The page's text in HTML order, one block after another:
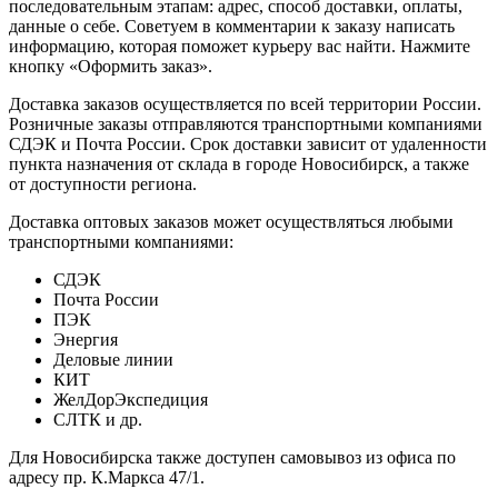
последовательным этапам: адрес, способ доставки, оплаты,
данные о себе. Советуем в комментарии к заказу написать
информацию, которая поможет курьеру вас найти. Нажмите
кнопку «Оформить заказ».
Доставка заказов осуществляется по всей территории России.
Розничные заказы отправляются транспортными компаниями
СДЭК и Почта России. Срок доставки зависит от удаленности
пункта назначения от склада в городе Новосибирск, а также
от доступности региона.
Доставка оптовых заказов может осуществляться любыми
транспортными компаниями:
СДЭК
Почта России
ПЭК
Энергия
Деловые линии
КИТ
ЖелДорЭкспедиция
СЛТК и др.
Для Новосибирска также доступен самовывоз из офиса по
адресу пр. К.Маркса 47/1.